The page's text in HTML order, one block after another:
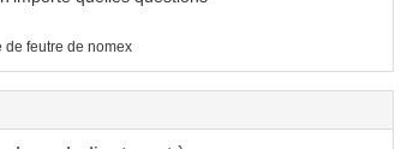
de feutre de nomex